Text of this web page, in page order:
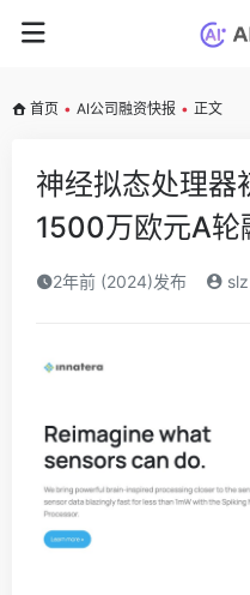
首页 • AI公司融资快报 • 正文
神经拟态处理
1500万欧元A轮
2年前 (2024)发布 slz